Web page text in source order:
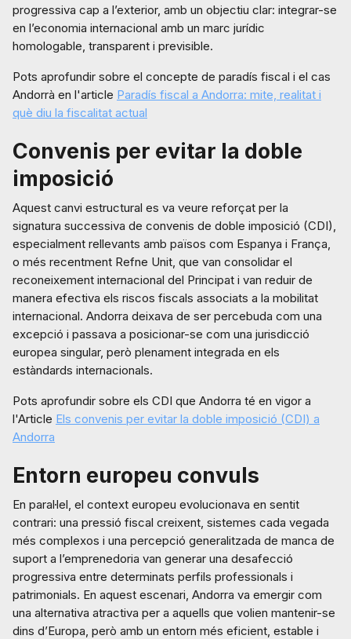
progressiva cap a l’exterior, amb un objectiu clar: integrar-se
en l’economia internacional amb un marc jurídic
homologable, transparent i previsible.
Pots aprofundir sobre el concepte de paradís fiscal i el cas
Andorrà en l'article Paradís fiscal a Andorra: mite, realitat i
què diu la fiscalitat actual
Convenis per evitar la doble
imposició
Aquest canvi estructural es va veure reforçat per la
signatura successiva de convenis de doble imposició (CDI),
especialment rellevants amb països com Espanya i França,
o més recentment Refne Unit, que van consolidar el
reconeixement internacional del Principat i van reduir de
manera efectiva els riscos fiscals associats a la mobilitat
internacional. Andorra deixava de ser percebuda com una
excepció i passava a posicionar-se com una jurisdicció
europea singular, però plenament integrada en els
estàndards internacionals.
Pots aprofundir sobre els CDI que Andorra té en vigor a
l'Article Els convenis per evitar la doble imposició (CDI) a
Andorra
Entorn europeu convuls
En paral·lel, el context europeu evolucionava en sentit
contrari: una pressió fiscal creixent, sistemes cada vegada
més complexos i una percepció generalitzada de manca de
suport a l’emprenedoria van generar una desafecció
progressiva entre determinats perfils professionals i
patrimonials. En aquest escenari, Andorra va emergir com
una alternativa atractiva per a aquells que volien mantenir-se
dins d’Europa, però amb un entorn més eficient, estable i